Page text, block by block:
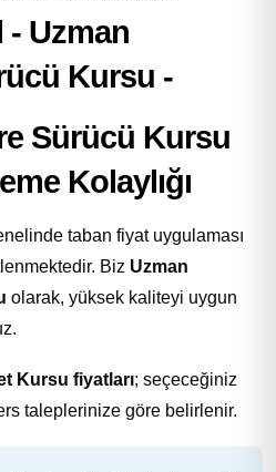
Sürücü Kursu
Kolaylığı
taban fiyat uygulaması
Biz Uzman
olarak, yüksek kaliteyi uygun
Kursu fiyatları; seçeceğiniz
taleplerinize göre belirlenir.